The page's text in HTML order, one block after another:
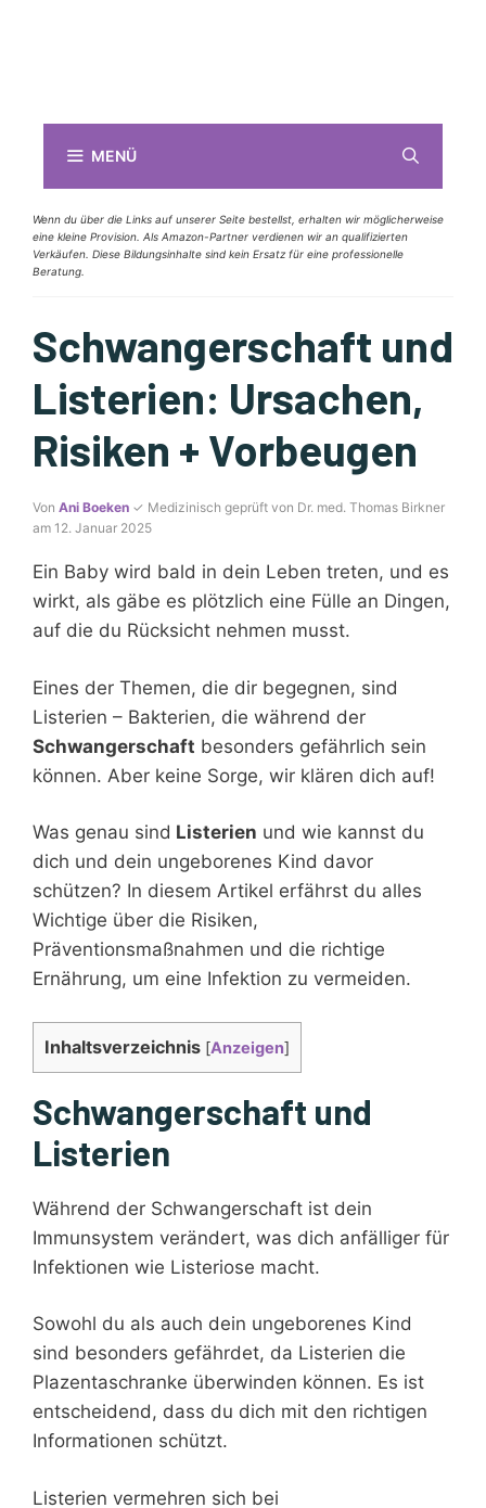
MENÜ
Wenn du über die Links auf unserer Seite bestellst, erhalten wir möglicherweise
eine kleine Provision. Als Amazon-Partner verdienen wir an qualifizierten
Verkäufen. Diese Bildungsinhalte sind kein Ersatz für eine professionelle
Beratung.
Schwangerschaft und
Listerien: Ursachen,
Risiken + Vorbeugen
Von Ani Boeken ✓ Medizinisch geprüft von Dr. med. Thomas Birkner
am 12. Januar 2025
Ein Baby wird bald in dein Leben treten, und es
wirkt, als gäbe es plötzlich eine Fülle an Dingen,
auf die du Rücksicht nehmen musst.
Eines der Themen, die dir begegnen, sind
Listerien – Bakterien, die während der
Schwangerschaft besonders gefährlich sein
können. Aber keine Sorge, wir klären dich auf!
Was genau sind Listerien und wie kannst du
dich und dein ungeborenes Kind davor
schützen? In diesem Artikel erfährst du alles
Wichtige über die Risiken,
Präventionsmaßnahmen und die richtige
Ernährung, um eine Infektion zu vermeiden.
Inhaltsverzeichnis [Anzeigen]
Schwangerschaft und
Listerien
Während der Schwangerschaft ist dein
Immunsystem verändert, was dich anfälliger für
Infektionen wie Listeriose macht.
Sowohl du als auch dein ungeborenes Kind
sind besonders gefährdet, da Listerien die
Plazentaschranke überwinden können. Es ist
entscheidend, dass du dich mit den richtigen
Informationen schützt.
Listerien vermehren sich bei